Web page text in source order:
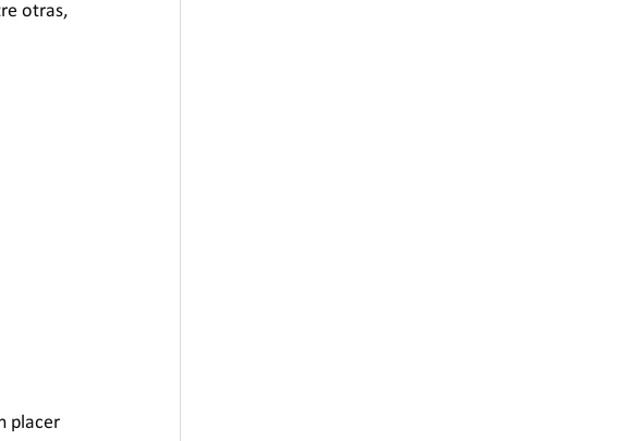
otras,
placer